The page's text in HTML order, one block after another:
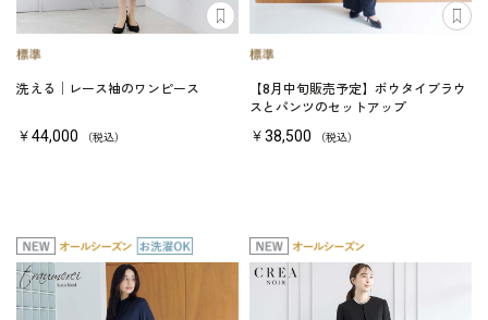
洗える│レース袖のワンピース
￥44,000 （税込）
【8月中旬販売予定】ボウタイブラウ
スとパンツのセットアップ
￥38,500 （税込）